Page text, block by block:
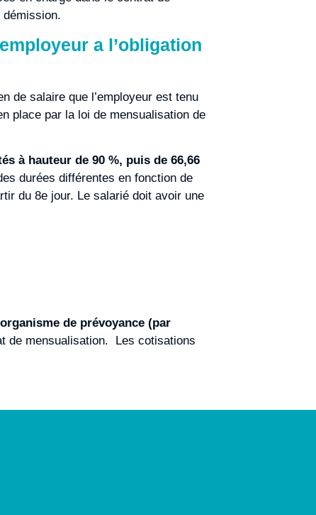
démission.
a l’obligation
de salaire que l’employeur est tenu
place par la loi de mensualisation de
à hauteur de 90 %, puis de 66,66
durées différentes en fonction de
du 8e jour. Le salarié doit avoir une
de prévoyance (par
de mensualisation. Les cotisations